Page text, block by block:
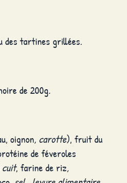
des tartines grillées.
de 200g.
oignon, carotte), fruit du
de féveroles
cuit, farine de riz,